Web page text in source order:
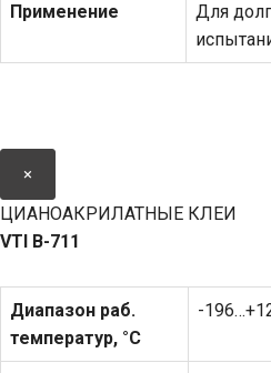
Применение
Для
×
ЦИАНОАКРИЛАТНЫЕ КЛЕИ
VTI В-711
Диапазон раб.
температур, °С
-